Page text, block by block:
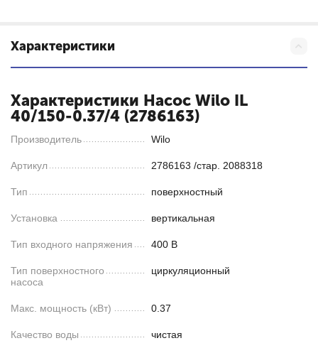
Характеристики
Характеристики Насос Wilo IL
40/150-0.37/4 (2786163)
Производитель Wilo
Артикул 2786163 /стар. 2088318
Тип поверхностный
Установка вертикальная
Тип входного напряжения 400 В
Тип поверхностного
насоса
циркуляционный
Макс. мощность (кВт) 0.37
Качество воды чистая